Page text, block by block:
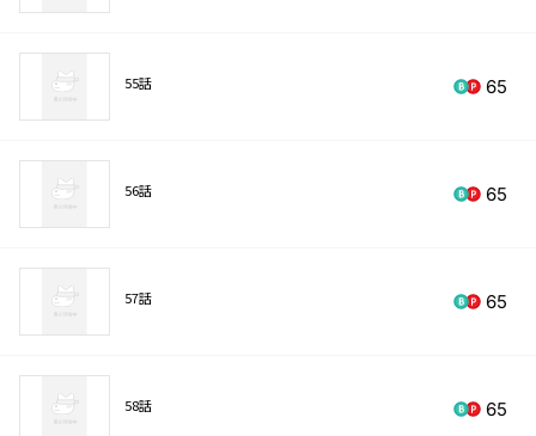
55話 65
56話 65
57話 65
58話 65